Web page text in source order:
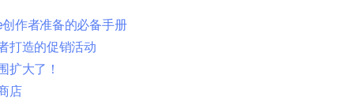
作者准备的必备手册
打造的促销活动
扩大了！
店